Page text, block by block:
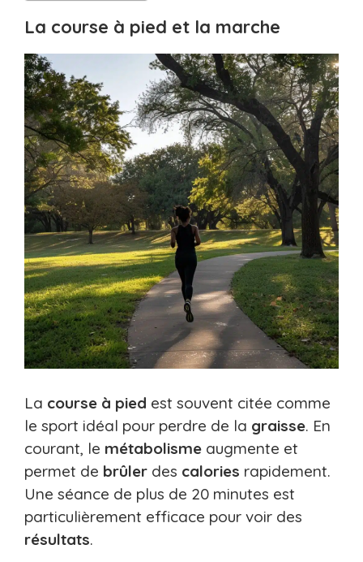
La course à pied et la marche
La course à pied est souvent citée comme
le sport idéal pour perdre de la graisse. En
courant, le métabolisme augmente et
permet de brûler des calories rapidement.
Une séance de plus de 20 minutes est
particulièrement efficace pour voir des
résultats.